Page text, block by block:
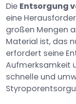
Die Entsorgung
eine
großen Mengen
Material ist, das
erfordert seine
Aufmerksamkeit
schnelle und